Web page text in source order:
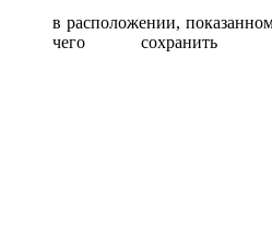
в расположении,
чего сохранить